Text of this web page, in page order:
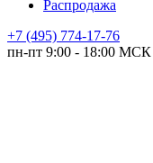
Распродажа
+7 (495) 774-17-76
пн-пт 9:00 - 18:00 МСК